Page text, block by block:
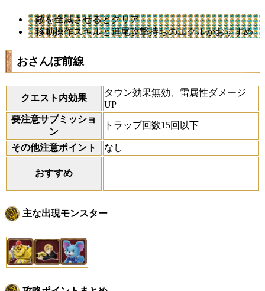
敵を全滅させるとクリア
移動操作スキルと追尾攻撃持ちのエクルがおすすめ
おさんぽ前線
クエスト内効果
タウン効果無効、雷属性ダメージ
UP
要注意サブミッショ
ン
トラップ回数15回以下
その他注意ポイント なし
おすすめ
主な出現モンスター